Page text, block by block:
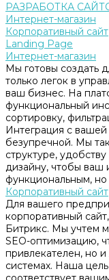
РАЗРАБОТКА
Интернет-магазин
Корпоративный сайт
Landing Page
Интернет-магазин
Мы готовы создать
только легок в
ваш бизнес. На
функциональный
сортировку,
Интеграция с
безупречной. Мы
структуре,
дизайну, чтобы ваш
функциональным,
Корпоративный сайт
Для вашего
корпоративный
Битрикс. Мы учтем
SEO-оптимизацию,
привлекателен, но
системах. Наша